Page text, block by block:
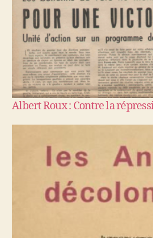
Albert Roux : Contre la